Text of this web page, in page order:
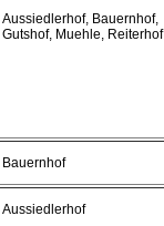
Aussiedlerhof, Bauernhof,
Gutshof, Muehle, Reiterhof
Bauernhof
Aussiedlerhof